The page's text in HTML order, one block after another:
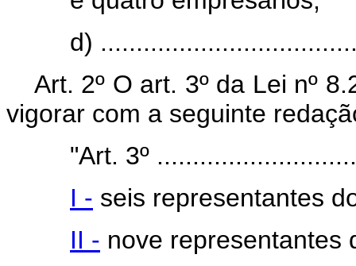
d)
Art. 2º O art. 3º da Lei nº
vigorar com a seguinte
"Art. 3º
I - seis representantes
II - nove representantes